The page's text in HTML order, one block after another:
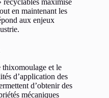
recyclables maximise
en maintenant les
aux enjeux
thixomoulage et le
d’application des
d’obtenir des
mécaniques